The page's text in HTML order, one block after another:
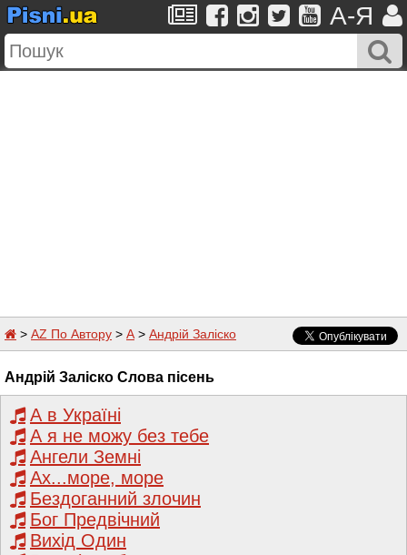
A-Я
> AZ По Автору > А > Андрій Заліско
Андрій Заліско Слова пісень
А в Україні
А я не можу без тебе
Ангели Земні
Ах...море, море
Бездоганний злочин
Бог Предвічний
Вихід Один